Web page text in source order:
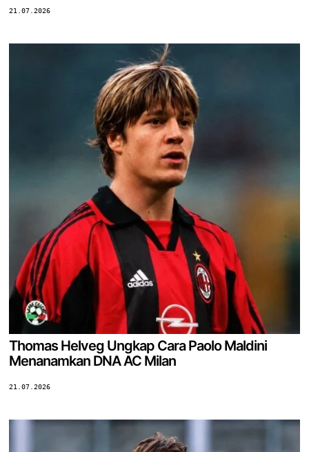
21.07.2026
Thomas Helveg Ungkap Cara Paolo Maldini
Menanamkan DNA AC Milan
21.07.2026